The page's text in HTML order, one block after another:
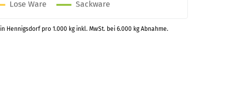
Hennigsdorf pro 1.000 kg inkl. MwSt. bei 6.000 kg Abnahme.